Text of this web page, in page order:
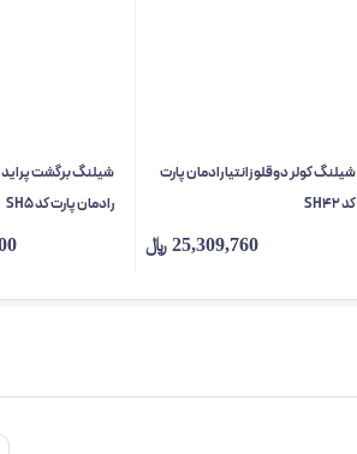
25,309,760 ﷼
شیلنگ کولر دوقلو زانتیا رادمان پارت
کد SH42
شیلنگ برگشت
رادمان پارت کد SH5